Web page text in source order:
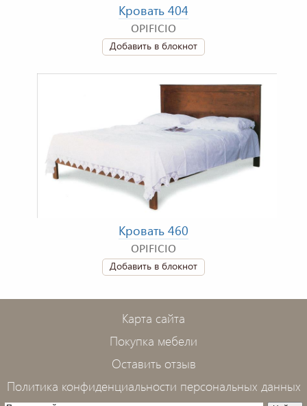
Кровать 404
OPIFICIO
Добавить в блокнот
Кровать 460
OPIFICIO
Добавить в блокнот
Карта сайта
Покупка мебели
Оставить отзыв
Политика конфиденциальности персональных данных